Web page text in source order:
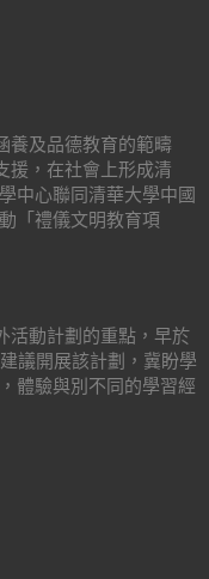
養及品德教育的範疇
援，在社會上形成清
中心聯同清華大學中國
「禮儀文明教育項
活動計劃的重點，早於
議開展該計劃，冀盼學
體驗與別不同的學習經